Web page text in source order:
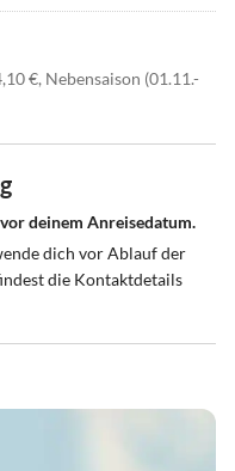
€, Nebensaison (01.11.-
vor deinem Anreisedatum.
dich vor Ablauf der
die Kontaktdetails